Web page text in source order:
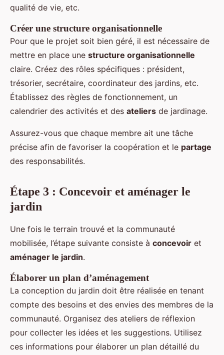
qualité de vie, etc.
Créer une structure organisationnelle
Pour que le projet soit bien géré, il est nécessaire de
mettre en place une structure organisationnelle
claire. Créez des rôles spécifiques : président,
trésorier, secrétaire, coordinateur des jardins, etc.
Établissez des règles de fonctionnement, un
calendrier des activités et des ateliers de jardinage.
Assurez-vous que chaque membre ait une tâche
précise afin de favoriser la coopération et le partage
des responsabilités.
Étape 3 : Concevoir et aménager le
jardin
Une fois le terrain trouvé et la communauté
mobilisée, l’étape suivante consiste à concevoir et
aménager le jardin.
Élaborer un plan d’aménagement
La conception du jardin doit être réalisée en tenant
compte des besoins et des envies des membres de la
communauté. Organisez des ateliers de réflexion
pour collecter les idées et les suggestions. Utilisez
ces informations pour élaborer un plan détaillé du